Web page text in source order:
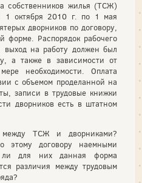
собственников жилья (ТСЖ)
1 октября 2010 г. по 1 мая
дворников по договору,
форме. Распорядок рабочего
выход на работу должен был
а также в зависимости от
необходимости. Оплата
с объемом проделанной на
записи в трудовые книжки
дворников есть в штатном
между ТСЖ и дворниками?
этому договору наемными
ли для них данная форма
различия между трудовым